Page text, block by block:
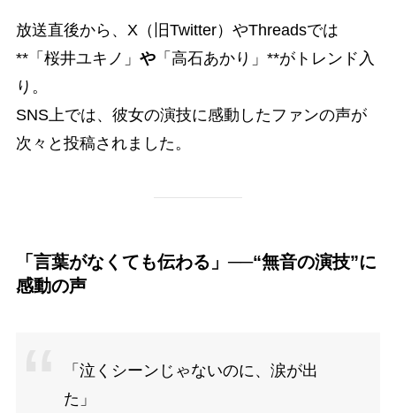
放送直後から、X（旧Twitter）やThreadsでは
**「桜井ユキノ」 や「高石あかり」**がトレンド入
り。
SNS上では、彼女の演技に感動したファンの声が
次々と投稿されました。
「言葉がなくても伝わる」──“無音の演技”に
感動の声
「泣くシーンじゃないのに、涙が出
た」